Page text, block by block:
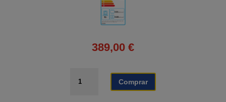
389,00 €
TEKA
Comprar